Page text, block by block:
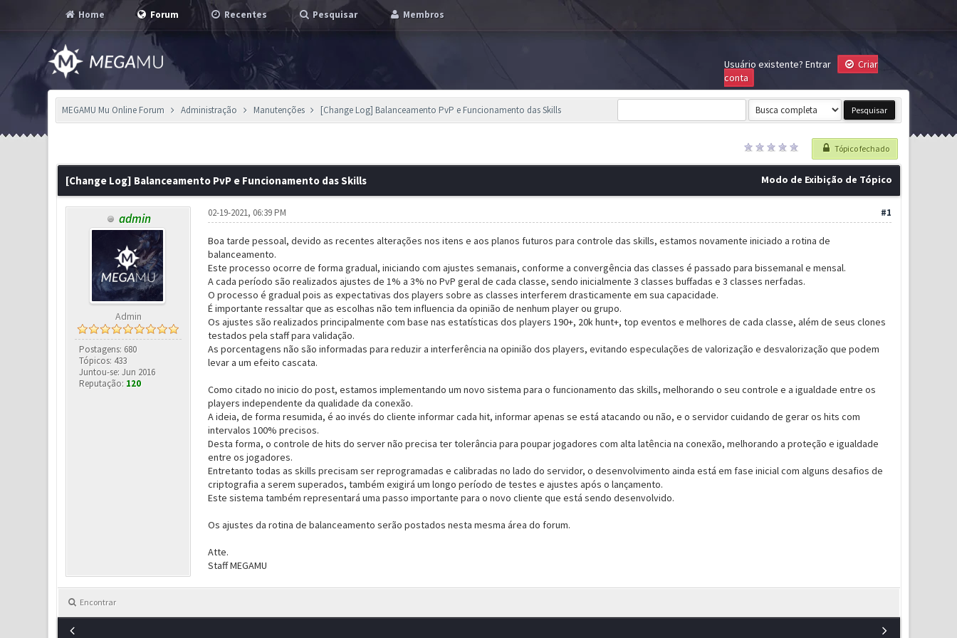
Home Forum Recentes Pesquisar Membros
Usuário existente? Entrar
Criar
conta
MEGAMU Mu Online Forum Administração Manutenções [Change Log] Balanceamento PvP e Funcionamento das Skills
Tópico fechado
Modo de Exibição de Tópico
[Change Log] Balanceamento PvP e Funcionamento das Skills
admin
Admin
Postagens: 680
Tópicos: 433
Juntou-se: Jun 2016
Reputação: 120
#1
02-19-2021, 06:39 PM
Boa tarde pessoal, devido as recentes alterações nos itens e aos planos futuros para controle das skills, estamos novamente iniciado a rotina de
balanceamento.
Este processo ocorre de forma gradual, iniciando com ajustes semanais, conforme a convergência das classes é passado para bissemanal e mensal.
A cada período são realizados ajustes de 1% a 3% no PvP geral de cada classe, sendo inicialmente 3 classes buffadas e 3 classes nerfadas.
O processo é gradual pois as expectativas dos players sobre as classes interferem drasticamente em sua capacidade.
É importante ressaltar que as escolhas não tem influencia da opinião de nenhum player ou grupo.
Os ajustes são realizados principalmente com base nas estatísticas dos players 190+, 20k hunt+, top eventos e melhores de cada classe, além de seus clones
testados pela staff para validação.
As porcentagens não são informadas para reduzir a interferência na opinião dos players, evitando especulações de valorização e desvalorização que podem
levar a um efeito cascata.
Como citado no inicio do post, estamos implementando um novo sistema para o funcionamento das skills, melhorando o seu controle e a igualdade entre os
players independente da qualidade da conexão.
A ideia, de forma resumida, é ao invés do cliente informar cada hit, informar apenas se está atacando ou não, e o servidor cuidando de gerar os hits com
intervalos 100% precisos.
Desta forma, o controle de hits do server não precisa ter tolerância para poupar jogadores com alta latência na conexão, melhorando a proteção e igualdade
entre os jogadores.
Entretanto todas as skills precisam ser reprogramadas e calibradas no lado do servidor, o desenvolvimento ainda está em fase inicial com alguns desafios de
criptografia a serem superados, também exigirá um longo período de testes e ajustes após o lançamento.
Este sistema também representará uma passo importante para o novo cliente que está sendo desenvolvido.
Os ajustes da rotina de balanceamento serão postados nesta mesma área do forum.
Atte.
Staff MEGAMU
Encontrar